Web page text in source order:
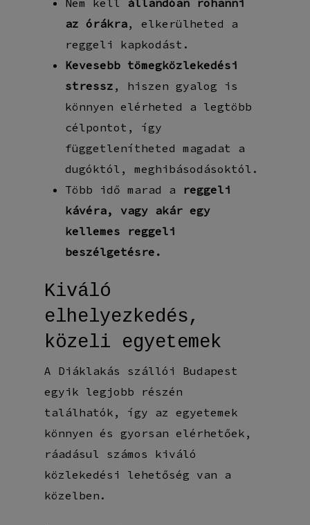
Nem kell állandóan rohanni
az órákra, elkerülheted a
reggeli kapkodást.
Kevesebb tömegközlekedési
stressz , hiszen gyalog is
könnyen elérheted a legtöbb
célpontot, így
függetlenítheted magadat a
dugóktól, meghibásodásoktól.
Több idő marad a reggeli
kávéra, vagy akár egy
kellemes reggeli
beszélgetésre.
Kiváló
elhelyezkedés,
közeli egyetemek
A Diáklakás szállói Budapest
egyik legjobb részén
találhatók, így az egyetemek
könnyen és gyorsan elérhetőek,
ráadásul számos kiváló
közlekedési lehetőség van a
közelben.